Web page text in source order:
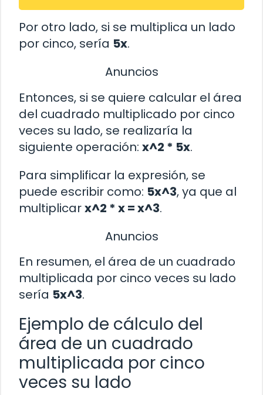
Por otro lado, si se multiplica un lado
por cinco, sería 5x.
Anuncios
Entonces, si se quiere calcular el área
del cuadrado multiplicado por cinco
veces su lado, se realizaría la
siguiente operación: x^2 * 5x.
Para simplificar la expresión, se
puede escribir como: 5x^3, ya que al
multiplicarx^2 * x = x^3.
Anuncios
En resumen, el área de un cuadrado
multiplicada por cinco veces su lado
sería 5x^3.
Ejemplo de cálculo del
área de un cuadrado
multiplicada por cinco
veces su lado